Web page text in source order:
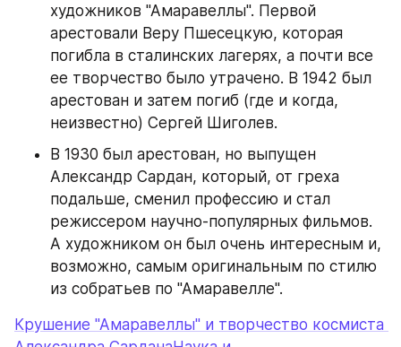
художников "Амаравеллы". Первой
арестовали Веру Пшесецкую, которая
погибла в сталинских лагерях, а почти все
ее творчество было утрачено. В 1942 был
арестован и затем погиб (где и когда,
неизвестно) Сергей Шиголев.
В 1930 был арестован, но выпущен
Александр Сардан, который, от греха
подальше, сменил профессию и стал
режиссером научно-популярных фильмов.
А художником он был очень интересным и,
возможно, самым оригинальным по стилю
из собратьев по "Амаравелле".
Крушение "Амаравеллы" и творчество космиста